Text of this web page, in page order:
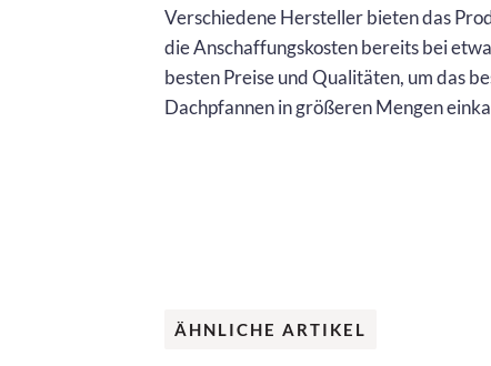
Verschiedene Hersteller bieten das
die Anschaffungskosten bereits bei
besten Preise und Qualitäten, um das
Dachpfannen in größeren Mengen
ÄHNLICHE ARTIKEL